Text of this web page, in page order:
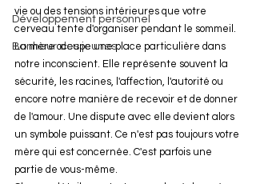
Développement personnel
Bonheur des jeunes
vie ou des tensions intérieures que votre
cerveau tente d'organiser pendant le sommeil.
La mère occupe une place particulière dans
notre inconscient. Elle représente souvent la
sécurité, les racines, l'affection, l'autorité ou
encore notre manière de recevoir et de donner
de l'amour. Une dispute avec elle devient alors
un symbole puissant. Ce n'est pas toujours votre
mère qui est concernée. C'est parfois une
partie de vous-même.